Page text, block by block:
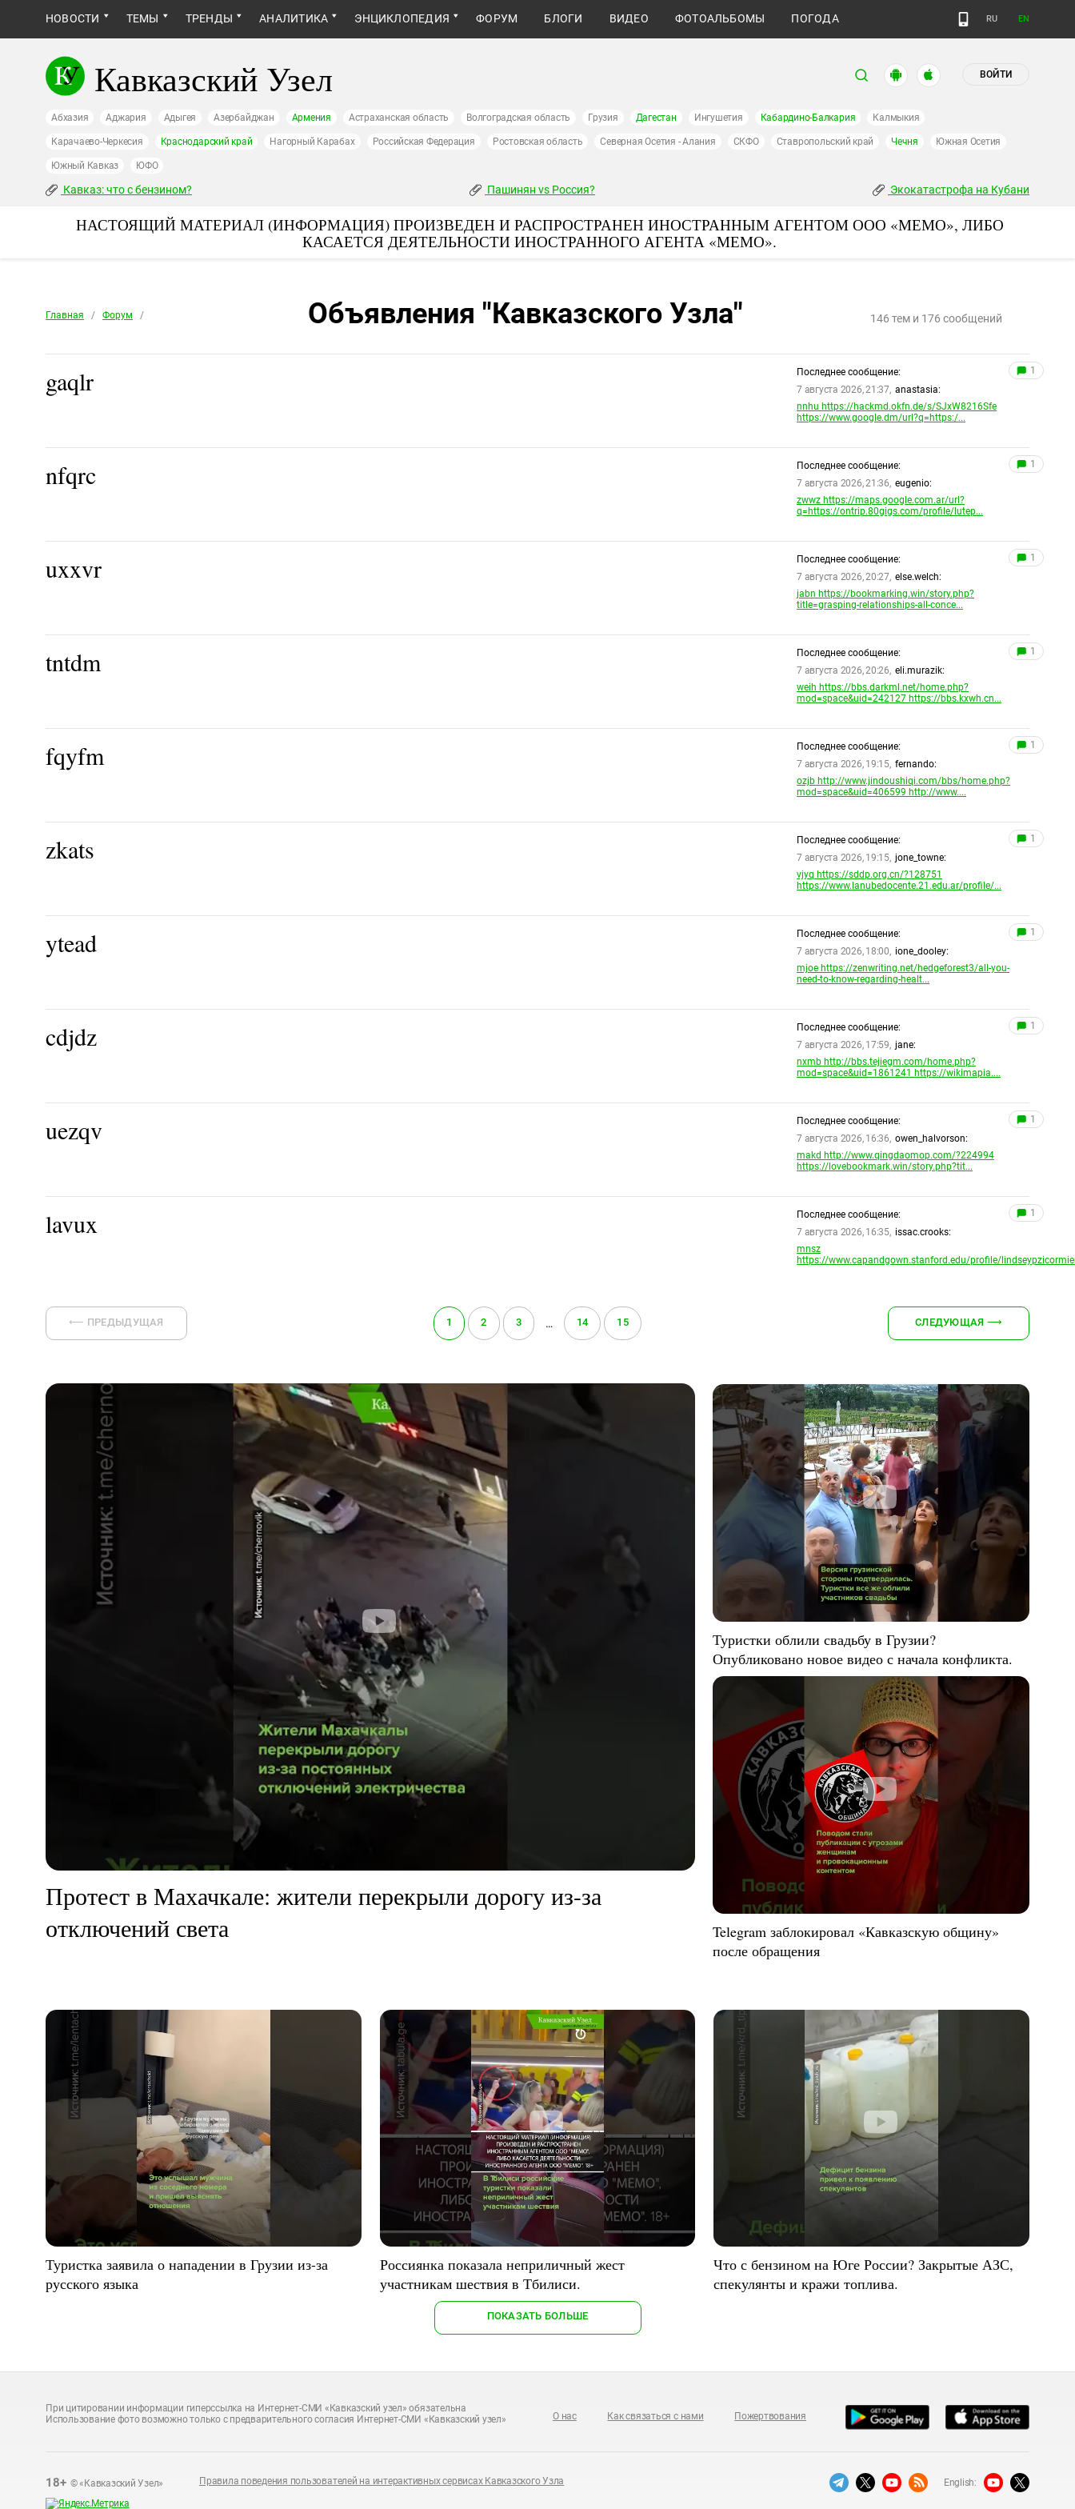
НОВОСТИ ТЕМЫ ТРЕНДЫ АНАЛИТИКА ЭНЦИКЛОПЕДИЯ ФОРУМ БЛОГИ ВИДЕО ФОТОАЛЬБОМЫ ПОГОДА RU EN
Кавказский Узел ВОЙТИ
Абхазия Аджария Адыгея Азербайджан Армения Астраханская область Волгоградская область Грузия Дагестан Ингушетия Кабардино-Балкария Калмыкия
Карачаево-Черкесия Краснодарский край Нагорный Карабах Российская Федерация Ростовская область Северная Осетия - Алания СКФО Ставропольский край Чечня Южная Осетия
Южный Кавказ ЮФО
Кавказ: что с бензином? Пашинян vs Россия? Экокатастрофа на Кубани
НАСТОЯЩИЙ МАТЕРИАЛ (ИНФОРМАЦИЯ) ПРОИЗВЕДЕН И РАСПРОСТРАНЕН ИНОСТРАННЫМ АГЕНТОМ ООО «МЕМО», ЛИБО
КАСАЕТСЯ ДЕЯТЕЛЬНОСТИ ИНОСТРАННОГО АГЕНТА «МЕМО».
Главная / Форум / Объявления "Кавказского Узла" 146 тем и 176 сообщений
gaqlr
Последнее сообщение:
7 августа 2026, 21:37, anastasia:
nnhu https://hackmd.okfn.de/s/SJxW8216Sfe
https://www.google.dm/url?q=https:/...
1
nfqrc
Последнее сообщение:
7 августа 2026, 21:36, eugenio:
zwwz https://maps.google.com.ar/url?
q=https://ontrip.80gigs.com/profile/lutep...
1
uxxvr
Последнее сообщение:
7 августа 2026, 20:27, else.welch:
jabn https://bookmarking.win/story.php?
title=grasping-relationships-all-conce...
1
tntdm
Последнее сообщение:
7 августа 2026, 20:26, eli.murazik:
weih https://bbs.darkml.net/home.php?
mod=space&uid=242127 https://bbs.kxwh.cn...
1
fqyfm
Последнее сообщение:
7 августа 2026, 19:15, fernando:
ozjb http://www.jindoushiqi.com/bbs/home.php?
mod=space&uid=406599 http://www....
1
zkats
Последнее сообщение:
7 августа 2026, 19:15, jone_towne:
vjyq https://sddp.org.cn/?128751
https://www.lanubedocente.21.edu.ar/profile/...
1
ytead
Последнее сообщение:
7 августа 2026, 18:00, ione_dooley:
mjoe https://zenwriting.net/hedgeforest3/all-you-
need-to-know-regarding-healt...
1
cdjdz
Последнее сообщение:
7 августа 2026, 17:59, jane:
nxmb http://bbs.tejiegm.com/home.php?
mod=space&uid=1861241 https://wikimapia....
1
uezqv
Последнее сообщение:
7 августа 2026, 16:36, owen_halvorson:
makd http://www.qingdaomop.com/?224994
https://lovebookmark.win/story.php?tit...
1
lavux
Последнее сообщение:
7 августа 2026, 16:35, issac.crooks:
mnsz
https://www.capandgown.stanford.edu/profile/
1
⟵ ПРЕДЫДУЩАЯ 1 2 3 … 14 15 СЛЕДУЮЩАЯ ⟶
Протест в Махачкале: жители перекрыли дорогу из-за
отключений света
Туристки облили свадьбу в Грузии?
Опубликовано новое видео с начала конфликта.
Telegram заблокировал «Кавказскую общину»
после обращения
Туристка заявила о нападении в Грузии из-за
русского языка
Россиянка показала неприличный жест
участникам шествия в Тбилиси.
Что с бензином на Юге России? Закрытые АЗС,
спекулянты и кражи топлива.
ПОКАЗАТЬ БОЛЬШЕ
При цитировании информации гиперссылка на Интернет-СМИ «Кавказский узел» обязательна
Использование фото возможно только с предварительного согласия Интернет-СМИ «Кавказский узел»
О нас Как связаться с нами Пожертвования
18+© «Кавказский Узел» Правила поведения пользователей на интерактивных сервисах Кавказского Узла English: